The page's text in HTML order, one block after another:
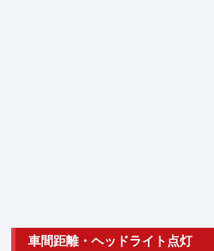
車間距離・ヘッドライト点灯